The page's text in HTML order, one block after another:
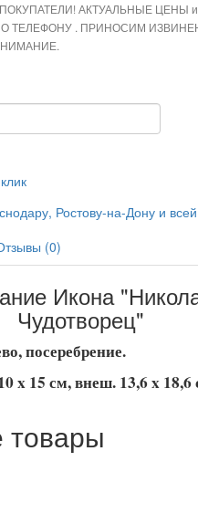
АКТУАЛЬНЫЕ ЦЕНЫ
ТЕЛЕФОНУ . ПРИНОСИМ
Ростову-на-Дону и
(0)
Икона
Чудотворец"
посеребрение.
x 15 см, внеш. 13,6 x 18,6